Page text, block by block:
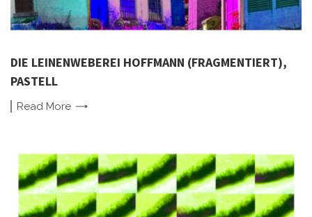
DIE LEINENWEBEREI HOFFMANN (FRAGMENTIERT),
PASTELL
Read More